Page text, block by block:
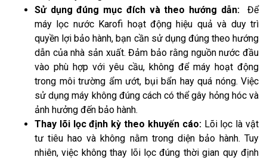
Sử dụng đúng mục đích và theo hướng dẫn:
Để
máy lọc nước Karofi hoạt động hiệu quả và duy trì
quyền lợi bảo hành, bạn cần sử dụng đúng theo hướng
dẫn của nhà sản xuất. Đảm bảo rằng nguồn nước đầu
vào phù hợp với yêu cầu, không để máy hoạt động
trong môi trường ẩm ướt, bụi bẩn hay quá nóng. Việc
sử dụng máy không đúng cách có thể gây hỏng hóc và
ảnh hưởng đến bảo hành.
Thay lõi lọc định kỳ theo khuyến cáo: Lõi lọc là vật
tư tiêu hao và không nằm trong diện bảo hành. Tuy
nhiên, việc không thay lõi lọc đúng thời gian quy định